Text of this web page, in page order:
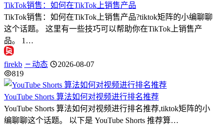
TikTok销售：如何在TikTok上销售产品
TikTok销售：如何在TikTok上销售产品?tiktok矩阵的小编聊聊
这个话题。 这里有一些技巧可以帮助你在TikTok上销售产
品。 1…
firekb 动态
2026-08-07
819
YouTube Shorts 算法如何对视频进行排名推荐
YouTube Shorts 算法如何对视频进行排名推荐,tiktok矩阵的小
编聊聊这个话题。 以下是 YouTube Shorts 推荐算…